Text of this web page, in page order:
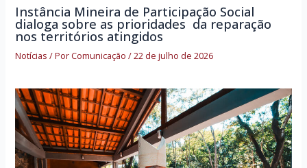
Instância Mineira de Participação Social
dialoga sobre as prioridades da reparação
nos territórios atingidos
Notícias / PorComunicação/22 de julho de 2026